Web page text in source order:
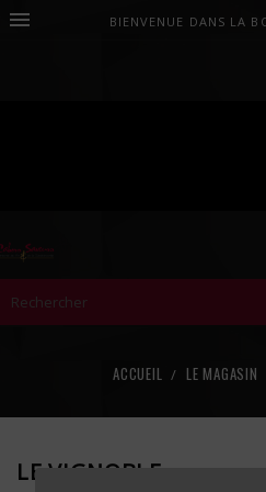
 BIENVENUE DANS LA
ACCUEIL LE MAGASIN
LE VIGNOBLE